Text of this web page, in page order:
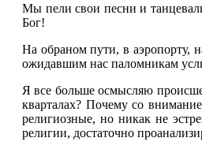
Мы пели свои песни и
Бог!
На обраном пути, в аэропорту,
ожидавшим нас паломникам
Я все больше осмысляю
кварталах? Почему со
религиозные, но никак не
религии, достаточно